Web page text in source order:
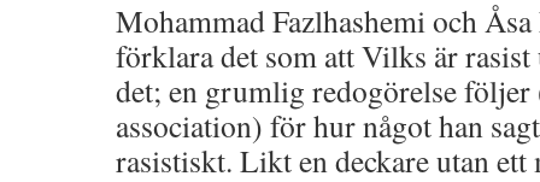
Mohammad Fazlhashemi och
förklara det som att Vilks är rasist
det; en grumlig redogörelse
association) för hur något han
rasistiskt. Likt en deckare utan ett